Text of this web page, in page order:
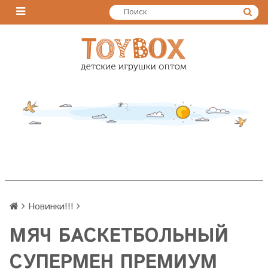
Новинки!!!
МЯЧ БАСКЕТБОЛЬНЫЙ
СУПЕРМЕН ПРЕМИУМ